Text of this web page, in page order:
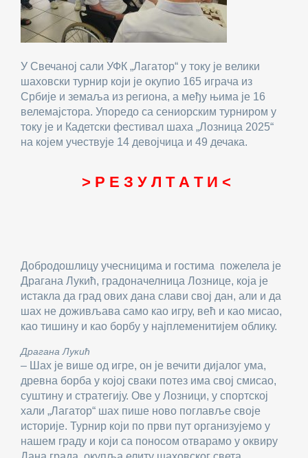
У Свечаној сали УФК „Лагатор“ у току је велики
шаховски турнир који је окупио 165 играча из
Србије и земаља из региона, а међу њима је 16
велемајстора. Упоредо са сениорским турниром у
току је и Кадетски фестивал шаха „Лозница 2025“
на којем учествује 14 девојчица и 49 дечака.
> Р Е З У Л Т А Т И <
Добродошлицу учесницима и гостима пожелела је
Драгана Лукић, градоначелница Лознице, која је
истакла да град ових дана слави свој дан, али и да
шах не доживљава само као игру, већ и као мисао,
као тишину и као борбу у најплеменитијем облику.
Драгана Лукић
– Шах је више од игре, он је вечити дијалог ума,
древна борба у којој сваки потез има свој смисао,
суштину и стратегију. Ове у Лозници, у спортској
хали „Лагатор“ шах пише ново поглавље своје
историје. Турнир који по први пут организујемо у
нашем граду и који са поносом отварамо у оквиру